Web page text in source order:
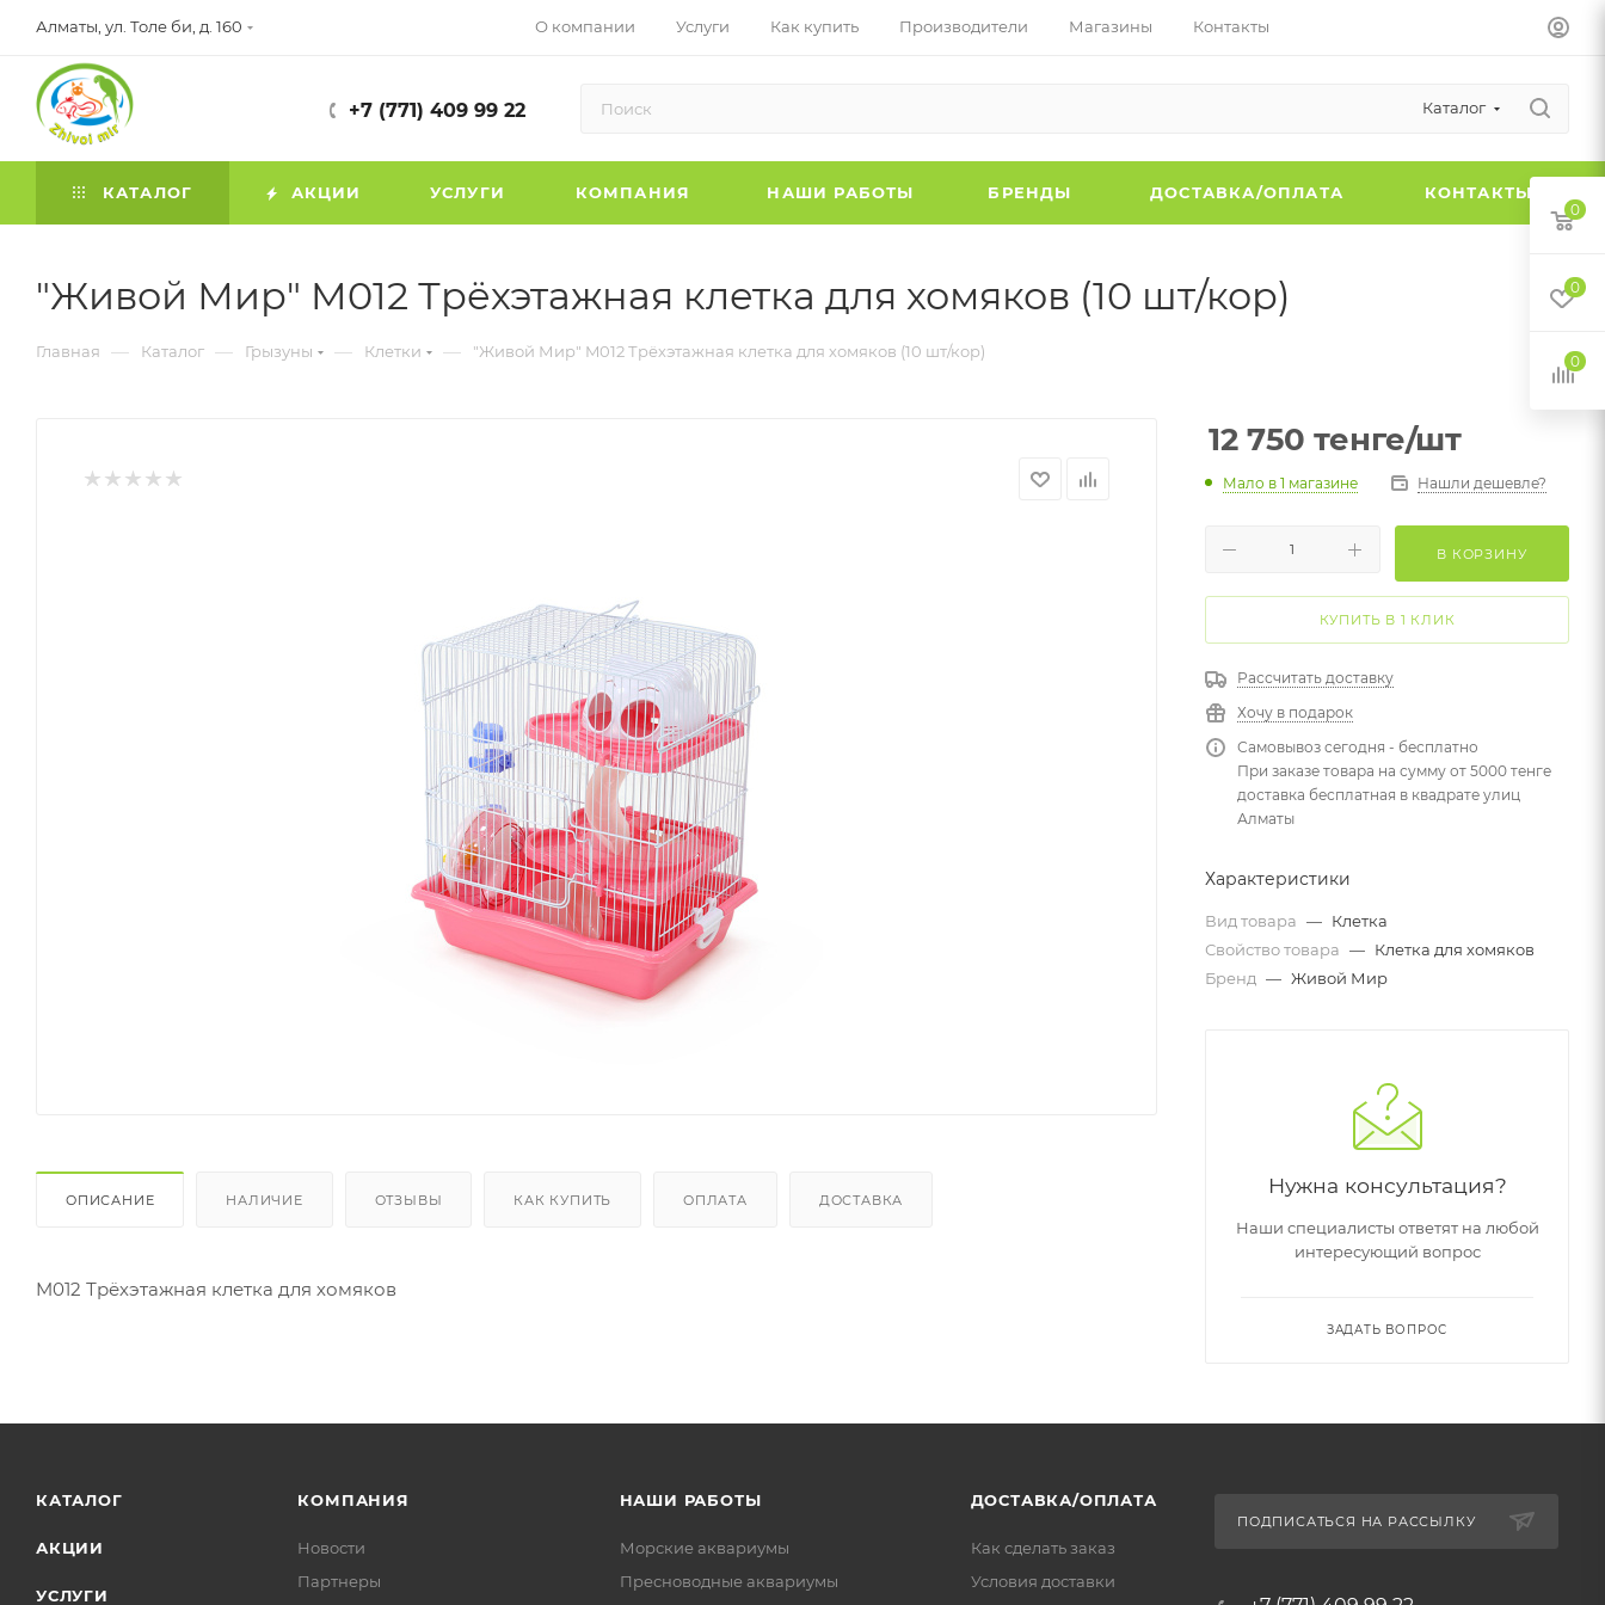
Алматы, ул. Толе би, д. 160 О компании Услуги Как купить Производители Магазины Контакты
+7 (771) 409 99 22 Каталог
КАТАЛОГ АКЦИИ УСЛУГИ КОМПАНИЯ НАШИ РАБОТЫ БРЕНДЫ ДОСТАВКА/ОПЛАТА КОНТАКТЫ
"Живой Мир" M012 Трёхэтажная клетка для хомяков (10 шт/кор)
Главная — Каталог — Грызуны — Клетки — "Живой Мир" M012 Трёхэтажная клетка для хомяков (10 шт/кор)
ОПИСАНИЕ НАЛИЧИЕ ОТЗЫВЫ КАК КУПИТЬ ОПЛАТА ДОСТАВКА
M012 Трёхэтажная клетка для хомяков
12 750 тенге/шт
Мало в 1 магазине Нашли дешевле?
В КОРЗИНУ
КУПИТЬ В 1 КЛИК
Рассчитать доставку
Хочу в подарок
Самовывоз сегодня - бесплатно
При заказе товара на сумму от 5000 тенге
доставка бесплатная в квадрате улиц
Алматы
Характеристики
Вид товара — Клетка
Свойство товара — Клетка для хомяков
Бренд — Живой Мир
Нужна консультация?
Наши специалисты ответят на любой
интересующий вопрос
ЗАДАТЬ ВОПРОС
КАТАЛОГ
АКЦИИ
УСЛУГИ
КОМПАНИЯ
Новости
Партнеры
НАШИ РАБОТЫ
Морские аквариумы
Пресноводные аквариумы
ДОСТАВКА/ОПЛАТА
Как сделать заказ
Условия доставки
ПОДПИСАТЬСЯ НА РАССЫЛКУ
0
0
0